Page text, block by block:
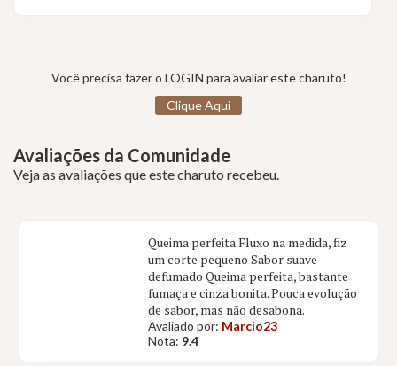
Você precisa fazer o LOGIN para avaliar este charuto!
Clique Aqui
Avaliações da Comunidade
Veja as avaliações que este charuto recebeu.
Queima perfeita Fluxo na medida, fiz
um corte pequeno Sabor suave
defumado Queima perfeita, bastante
fumaça e cinza bonita. Pouca evolução
de sabor, mas não desabona.
Avaliado por: Marcio23
Nota: 9.4